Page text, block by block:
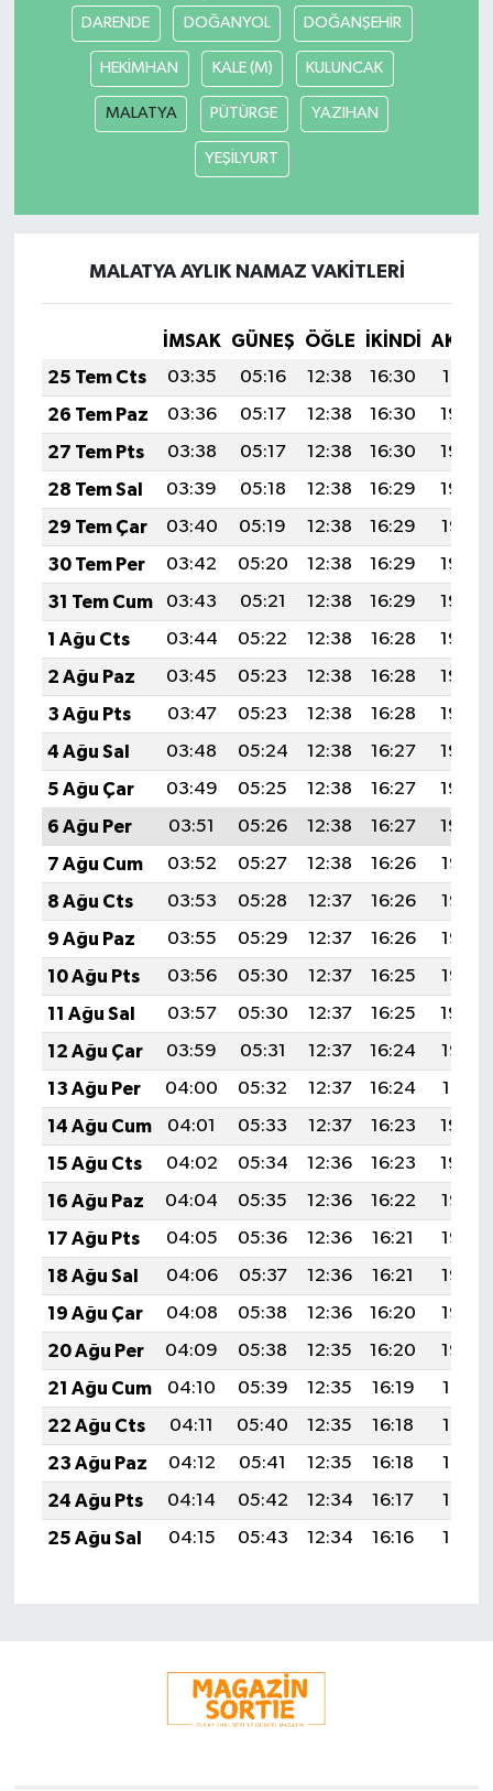
DARENDE DOĞANYOL DOĞANŞEHİR
HEKİMHAN KALE (M) KULUNCAK
MALATYA PÜTÜRGE YAZIHAN
YEŞİLYURT
MALATYA AYLIK NAMAZ VAKITLERI
İMSAK GÜNEŞ ÖĞLE İKINDI
25 Tem Cts
03:35 05:16 12:38 16:30
19:51
26 Tem Paz
03:36 05:17 12:38 16:30
19:50
27 Tem Pts
03:38 05:17 12:38 16:30
19:49
28 Tem Sal
03:39 05:18 12:38 16:29
19:48
29 Tem Çar
03:40 05:19 12:38 16:29
19:47
30 Tem Per
03:42 05:20 12:38 16:29
19:46
31 Tem Cum
03:43 05:21 12:38 16:29
19:46
1 Ağu Cts
03:44 05:22 12:38 16:28
19:45
2 Ağu Paz
03:45 05:23 12:38 16:28
19:44
3 Ağu Pts
03:47 05:23 12:38 16:28
19:43
4 Ağu Sal
03:48 05:24 12:38 16:27
19:42
5 Ağu Çar
03:49 05:25 12:38 16:27
19:40
6 Ağu Per
03:51 05:26 12:38 16:27
19:39
7 Ağu Cum
03:52 05:27 12:38 16:26
19:38
8 Ağu Cts
03:53 05:28 12:37 16:26
19:37
9 Ağu Paz
03:55 05:29 12:37 16:26
19:36
10 Ağu Pts
03:56 05:30 12:37 16:25
19:35
11 Ağu Sal
03:57 05:30 12:37 16:25
19:34
12 Ağu Çar
03:59 05:31 12:37 16:24
19:32
13 Ağu Per
04:00 05:32 12:37 16:24
19:31
14 Ağu Cum
04:01 05:33 12:37 16:23
19:30
15 Ağu Cts
04:02 05:34 12:36 16:23
19:29
16 Ağu Paz
04:04 05:35 12:36 16:22
19:27
17 Ağu Pts
04:05 05:36 12:36 16:21
19:26
18 Ağu Sal
04:06 05:37 12:36 16:21
19:25
19 Ağu Çar
04:08 05:38 12:36 16:20
19:23
20 Ağu Per
04:09 05:38 12:35 16:20
19:22
21 Ağu Cum
04:10 05:39 12:35 16:19
19:21
22 Ağu Cts
04:11 05:40 12:35 16:18
19:19
23 Ağu Paz
04:12 05:41 12:35 16:18
19:18
24 Ağu Pts
04:14 05:42 12:34 16:17
19:17
25 Ağu Sal
04:15 05:43 12:34 16:16 19:15